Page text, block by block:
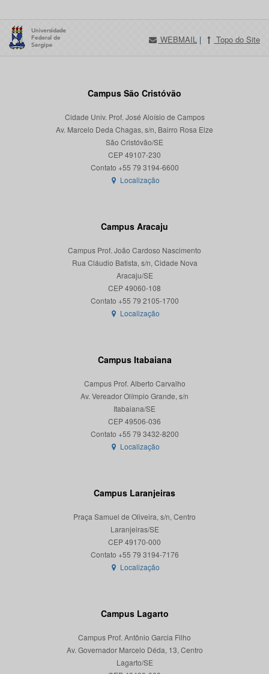
WEBMAIL | Topo do Site
Campus São Cristóvão
Cidade Univ. Prof. José Aloísio de Campos
Av. Marcelo Deda Chagas, s/n, Bairro Rosa Elze
São Cristóvão/SE
CEP 49107-230
Localização
Campus Aracaju
Campus Prof. João Cardoso Nascimento
Rua Cláudio Batista, s/n, Cidade Nova
Aracaju/SE
CEP 49060-108
Localização
Campus Itabaiana
Campus Prof. Alberto Carvalho
Av. Vereador Olímpio Grande, s/n
Itabaiana/SE
CEP 49506-036
Localização
Campus Laranjeiras
Praça Samuel de Oliveira, s/n, Centro
Laranjeiras/SE
CEP 49170-000
Localização
Campus Lagarto
Campus Prof. Antônio Garcia Filho
Av. Governador Marcelo Déda, 13, Centro
Lagarto/SE